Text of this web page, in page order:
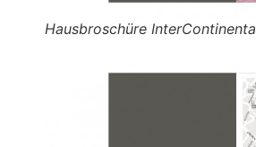
Hausbroschüre